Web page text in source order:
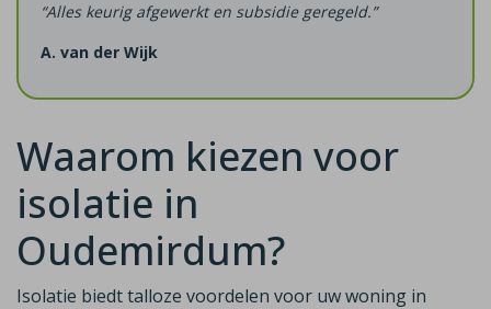
“Alles keurig afgewerkt en subsidie geregeld.”
A. van der Wijk
Waarom kiezen voor
isolatie in
Oudemirdum?
Isolatie biedt talloze voordelen voor uw woning in